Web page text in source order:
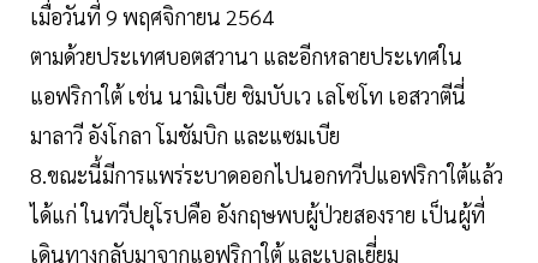
เมื่อวันที่ 9 พฤศจิกายน 2564
ตามด้วยประเทศบอตสวานา และอีกหลายประเทศใน
แอฟริกาใต้ เช่น นามิเบีย ชิมบับเว เลโซโท เอสวาตีนี่
มาลาวี อังโกลา โมชัมบิก และแซมเบีย
8.ขณะนี้มีการแพร่ระบาดออกไปนอกทวีปแอฟริกาใต้แล้ว
ได้แก่ ในทวีปยุโรปคือ อังกฤษพบผู้ป่วยสองราย เป็นผู้ที่
เดินทางกลับมาจากแอฟริกาใต้ และเบลเยี่ยม